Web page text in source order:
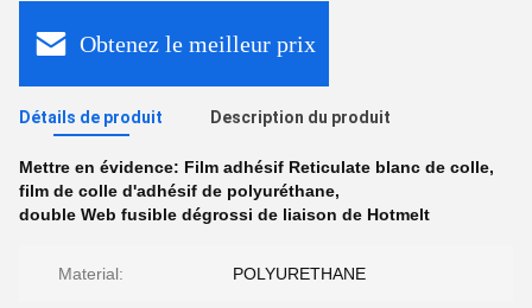
Obtenez le meilleur prix
Détails de produit Description du produit
Mettre en évidence: Film adhésif Reticulate blanc de colle,
film de colle d'adhésif de polyuréthane,
double Web fusible dégrossi de liaison de Hotmelt
Material: POLYURETHANE